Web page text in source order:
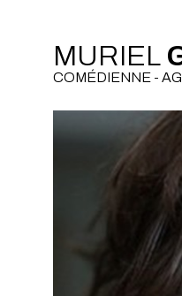
MURIEL
COMÉDIENNE -